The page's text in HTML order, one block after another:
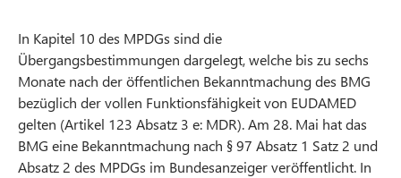
In Kapitel 10 des MPDGs sind die
Übergangsbestimmungen dargelegt, welche bis zu sechs
Monate nach der öffentlichen Bekanntmachung des BMG
bezüglich der vollen Funktionsfähigkeit von EUDAMED
gelten (Artikel 123 Absatz 3 e: MDR). Am 28. Mai hat das
BMG eine Bekanntmachung nach § 97 Absatz 1 Satz 2 und
Absatz 2 des MPDGs im Bundesanzeiger veröffentlicht. In